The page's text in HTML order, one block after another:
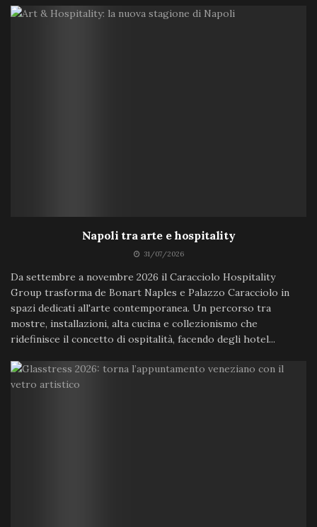
Napoli tra arte e hospitality
31/07/2026
Da settembre a novembre 2026 il Caracciolo Hospitality
Group trasforma de Bonart Naples e Palazzo Caracciolo in
spazi dedicati all'arte contemporanea. Un percorso tra
mostre, installazioni, alta cucina e collezionismo che
ridefinisce il concetto di ospitalità, facendo degli hotel...